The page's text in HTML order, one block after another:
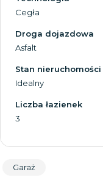
Cegła
Droga dojazdowa
Asfalt
Stan nieruchomości
Idealny
Liczba łazienek
3
Garaż